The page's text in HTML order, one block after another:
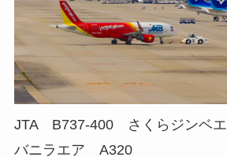
JTA B737-400 さくらジンベエ
バニラエア A320